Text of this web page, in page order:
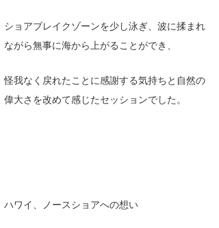
ショアブレイクゾーンを少し泳ぎ、波に揉まれ
ながら無事に海から上がることができ、
怪我なく戻れたことに感謝する気持ちと自然の
偉大さを改めて感じたセッションでした。
ハワイ、ノースショアへの想い